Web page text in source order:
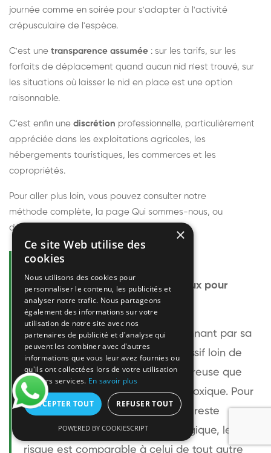
journée comme en soirée pour s'adapter à l'activité
crépusculaire de l'espèce.
C'est une transparence assumée : sur les tarifs, sur les
forfaits de déplacement quand aucun nid n'est trouvé, sur
les situations où laisser le nid en place est une option
raisonnable.
C'est enfin une discrétion professionnelle, particulièrement
appréciée dans les exploitations agricoles, les
hébergements touristiques, les commerces et les
copropriétés.
Pour aller plus loin, vous pouvez consulter notre
méthode complète, la page Qui sommes-nous, ou
découvrir
Questions fréquentes
Le frelon européen est-il dangereux pour
l'homme ?
Le frelon européen est impressionnant par sa
taille mais relativement peu agressif loin de
son nid. Sa piqûre est plus douloureuse que
celle d'une guêpe sans être plus toxique. Pour
une personne non allergique, elle reste
bénigne. Pour une personne allergique, le
risque est comparable à celui de tout autre
×
Ce site Web utilise des
cookies
Nous utilisons des cookies pour
personnaliser le contenu, les publicités et
analyser notre trafic. Nous partageons
également des informations sur votre
utilisation de notre site avec nos
partenaires de publicité et d'analyse qui
peuvent les combiner avec d'autres
informations que vous leur avez fournies ou
qu'ils ont collectées lors de votre utilisation
de leurs services. En savoir plus
ACCEPTER TOUT REFUSER TOUT
POWERED BY COOKIESCRIPT